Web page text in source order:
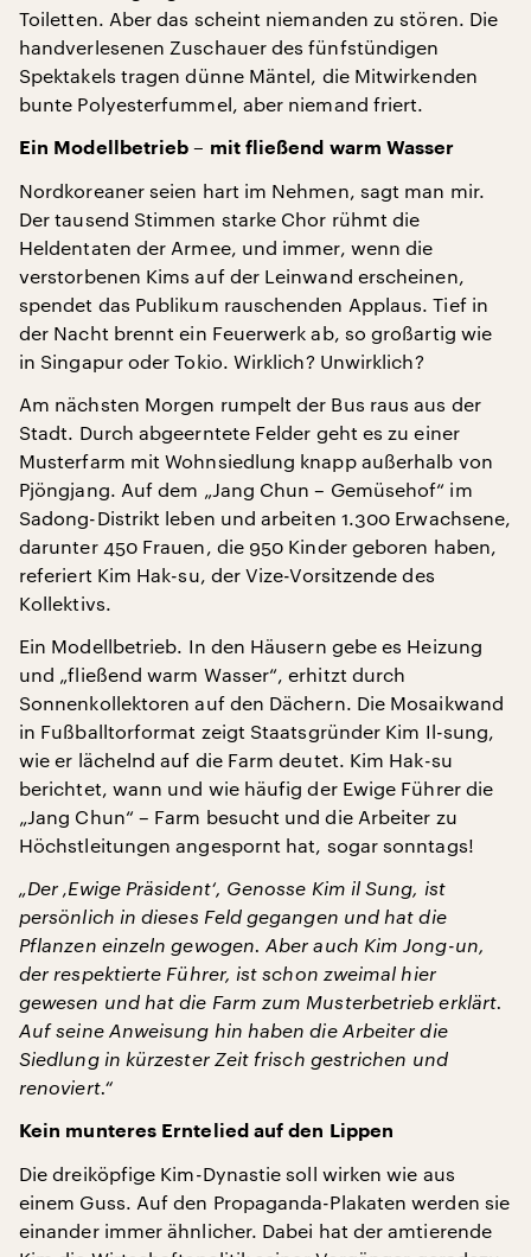
Toiletten. Aber das scheint niemanden zu stören. Die
handverlesenen Zuschauer des fünfstündigen
Spektakels tragen dünne Mäntel, die Mitwirkenden
bunte Polyesterfummel, aber niemand friert.
Ein Modellbetrieb – mit fließend warm Wasser
Nordkoreaner seien hart im Nehmen, sagt man mir.
Der tausend Stimmen starke Chor rühmt die
Heldentaten der Armee, und immer, wenn die
verstorbenen Kims auf der Leinwand erscheinen,
spendet das Publikum rauschenden Applaus. Tief in
der Nacht brennt ein Feuerwerk ab, so großartig wie
in Singapur oder Tokio. Wirklich? Unwirklich?
Am nächsten Morgen rumpelt der Bus raus aus der
Stadt. Durch abgeerntete Felder geht es zu einer
Musterfarm mit Wohnsiedlung knapp außerhalb von
Pjöngjang. Auf dem „Jang Chun – Gemüsehof“ im
Sadong-Distrikt leben und arbeiten 1.300 Erwachsene,
darunter 450 Frauen, die 950 Kinder geboren haben,
referiert Kim Hak-su, der Vize-Vorsitzende des
Kollektivs.
Ein Modellbetrieb. In den Häusern gebe es Heizung
und „fließend warm Wasser“, erhitzt durch
Sonnenkollektoren auf den Dächern. Die Mosaikwand
in Fußballtorformat zeigt Staatsgründer Kim Il-sung,
wie er lächelnd auf die Farm deutet. Kim Hak-su
berichtet, wann und wie häufig der Ewige Führer die
„Jang Chun“ – Farm besucht und die Arbeiter zu
Höchstleitungen angespornt hat, sogar sonntags!
„Der ‚Ewige Präsident‘, Genosse Kim il Sung, ist
persönlich in dieses Feld gegangen und hat die
Pflanzen einzeln gewogen. Aber auch Kim Jong-un,
der respektierte Führer, ist schon zweimal hier
gewesen und hat die Farm zum Musterbetrieb erklärt.
Auf seine Anweisung hin haben die Arbeiter die
Siedlung in kürzester Zeit frisch gestrichen und
renoviert.“
Kein munteres Erntelied auf den Lippen
Die dreiköpfige Kim-Dynastie soll wirken wie aus
einem Guss. Auf den Propaganda-Plakaten werden sie
einander immer ähnlicher. Dabei hat der amtierende